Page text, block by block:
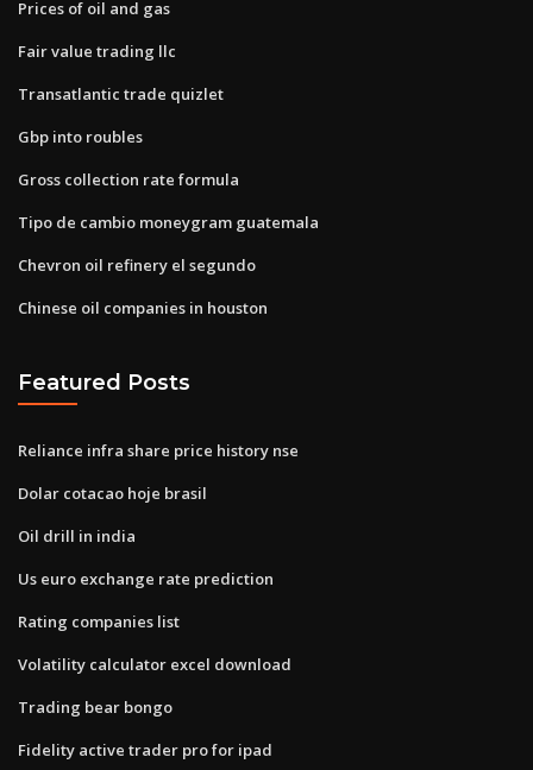
Prices of oil and gas
Fair value trading llc
Transatlantic trade quizlet
Gbp into roubles
Gross collection rate formula
Tipo de cambio moneygram guatemala
Chevron oil refinery el segundo
Chinese oil companies in houston
Featured Posts
Reliance infra share price history nse
Dolar cotacao hoje brasil
Oil drill in india
Us euro exchange rate prediction
Rating companies list
Volatility calculator excel download
Trading bear bongo
Fidelity active trader pro for ipad